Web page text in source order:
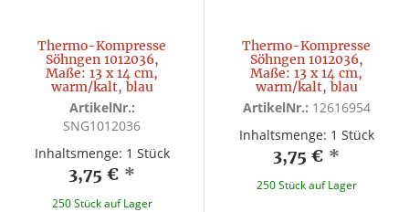
Thermo-Kompresse
Söhngen 1012036,
Maße: 13 x 14 cm,
warm/kalt, blau
ArtikelNr.:
SNG1012036
Inhaltsmenge: 1 Stück
3,75 € *
250 Stück auf Lager
Thermo-Kompresse
Söhngen 1012036,
Maße: 13 x 14 cm,
warm/kalt, blau
ArtikelNr.: 12616954
Inhaltsmenge: 1 Stück
3,75 € *
250 Stück auf Lager